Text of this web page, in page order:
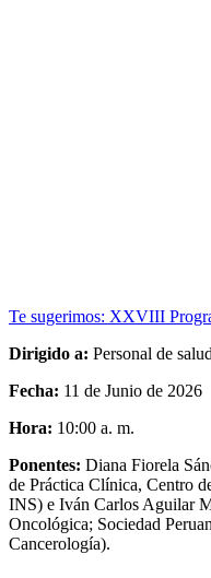
Te sugerimos: XXVIII
Dirigido a: Personal de salud
Fecha: 11 de Junio de 2026
Hora: 10:00 a. m.
Ponentes: Diana Fiorela
de Práctica Clínica, Centro
INS) e Iván Carlos Aguilar
Oncológica; Sociedad
Cancerología).